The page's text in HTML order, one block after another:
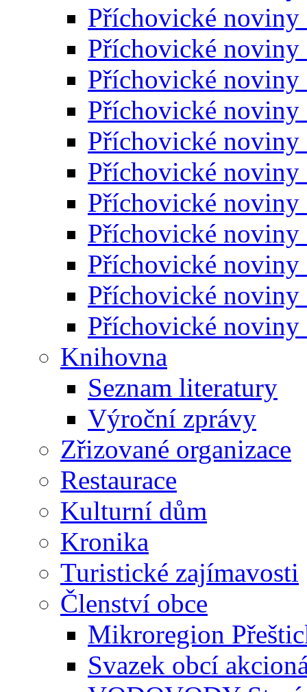
Příchovické noviny
Příchovické noviny
Příchovické noviny
Příchovické noviny
Příchovické noviny
Příchovické noviny
Příchovické noviny
Příchovické noviny
Příchovické noviny
Příchovické noviny
Příchovické noviny
Knihovna
Seznam literatury
Výroční zprávy
Zřizované organizace
Restaurace
Kulturní dům
Kronika
Turistické zajímavosti
Členství obce
Mikroregion
Svazek obcí